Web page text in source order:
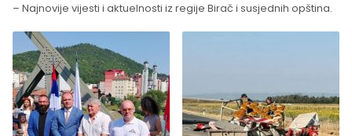
– Najnovije vijesti i aktuelnosti iz regije Birač i susjednih opština.